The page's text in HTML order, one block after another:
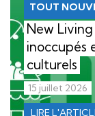
TOUT
New
inoccupés
culturels
15 juillet 2026
LIRE